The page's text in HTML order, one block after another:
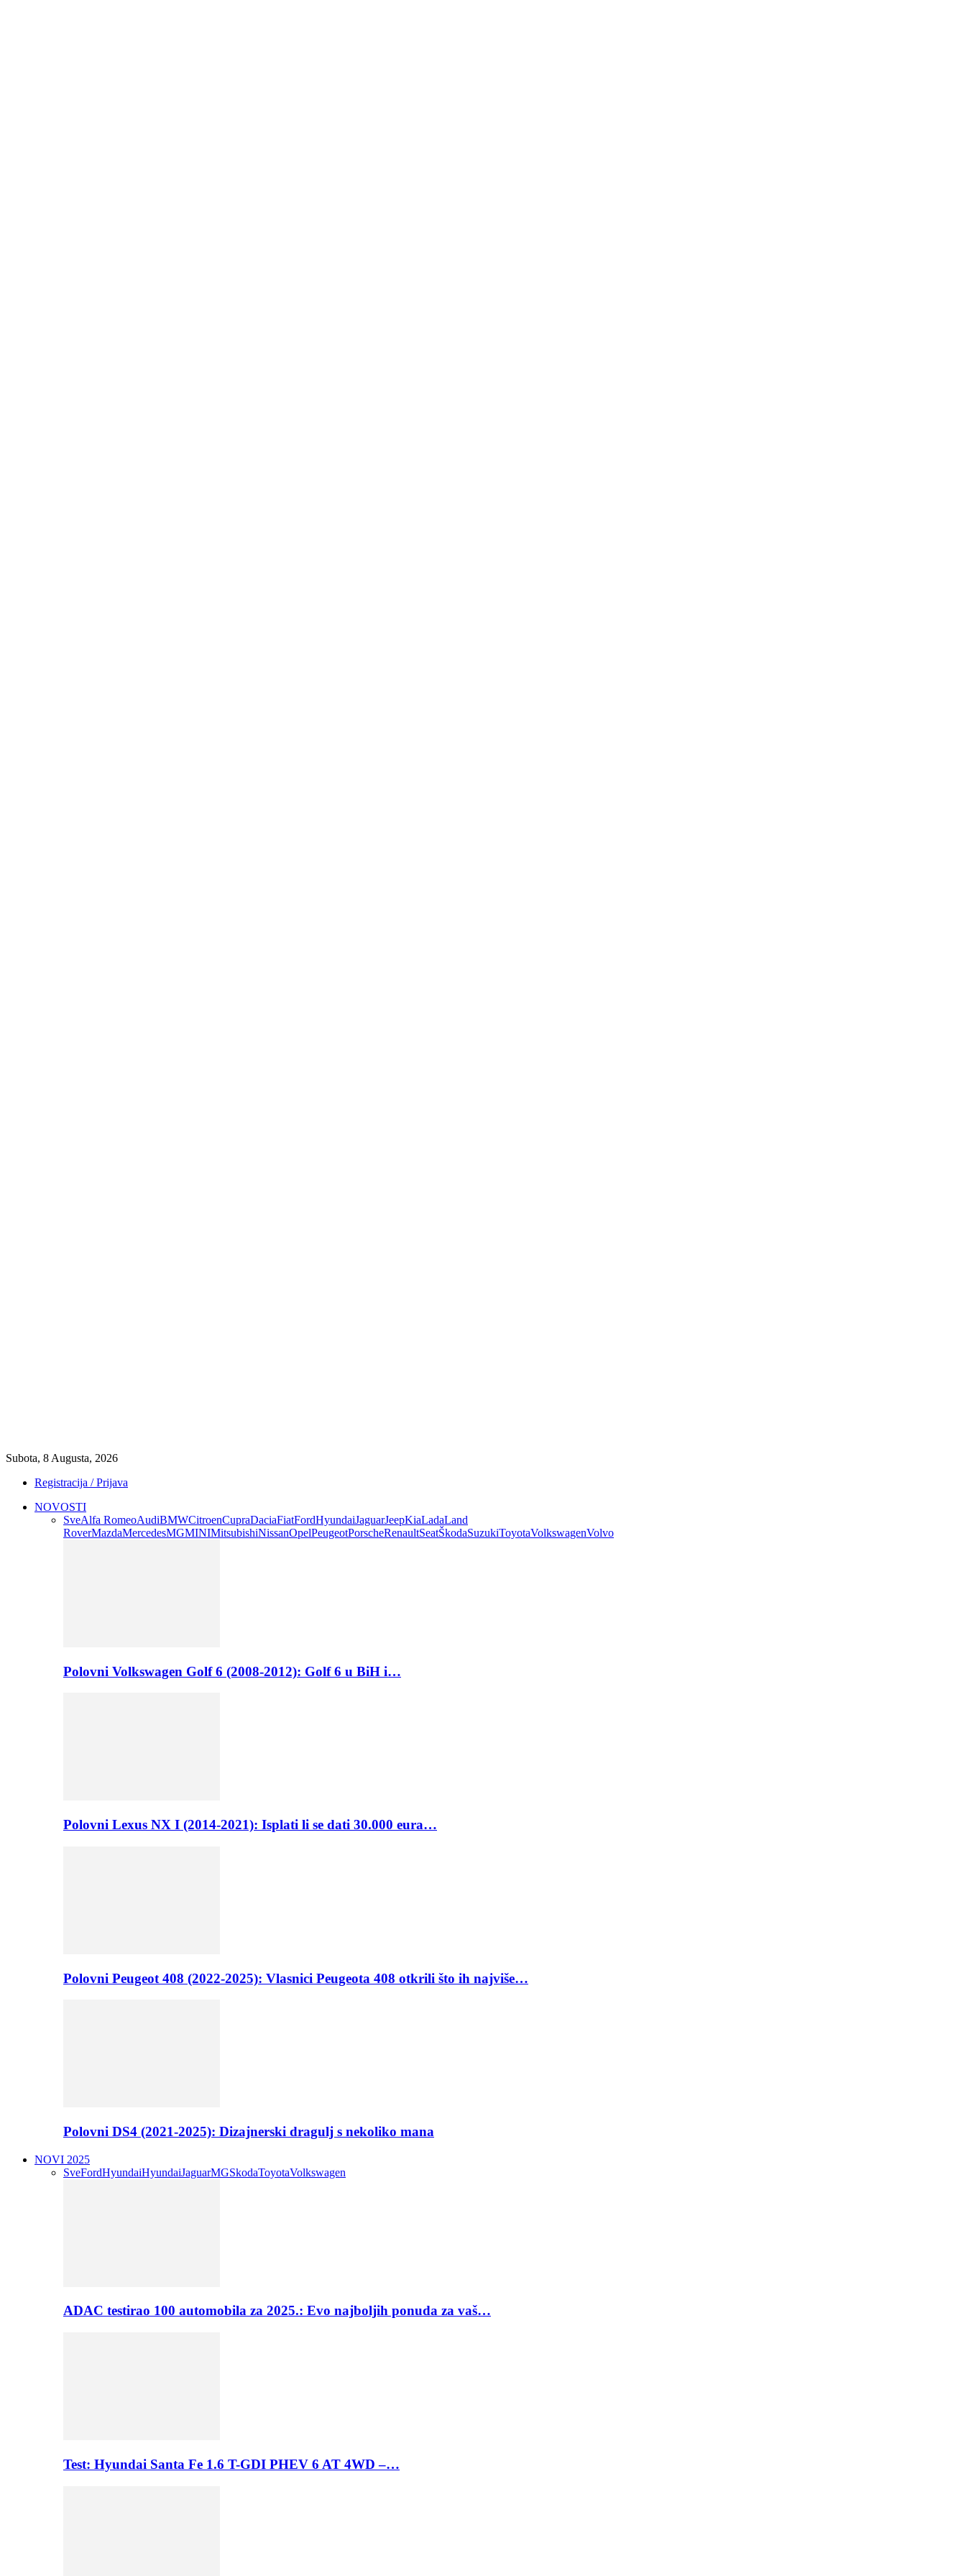
Subota, 8 Augusta, 2026
Registracija / Prijava
NOVOSTI
SveAlfa RomeoAudiBMWCitroenCupraDaciaFiatFordHyundaiJaguarJeepKiaLadaLand
RoverMazdaMercedesMGMINIMitsubishiNissanOpelPeugeotPorscheRenaultSeatŠkodaSuzukiToyotaVolkswagenVolvo
Polovni Volkswagen Golf 6 (2008-2012): Golf 6 u BiH i…
Polovni Lexus NX I (2014-2021): Isplati li se dati 30.000 eura…
Polovni Peugeot 408 (2022-2025): Vlasnici Peugeota 408 otkrili što ih najviše…
Polovni DS4 (2021-2025): Dizajnerski dragulj s nekoliko mana
NOVI 2025
SveFordHyundaiHyundaiJaguarMGSkodaToyotaVolkswagen
ADAC testirao 100 automobila za 2025.: Evo najboljih ponuda za vaš…
Test: Hyundai Santa Fe 1.6 T-GDI PHEV 6 AT 4WD –…